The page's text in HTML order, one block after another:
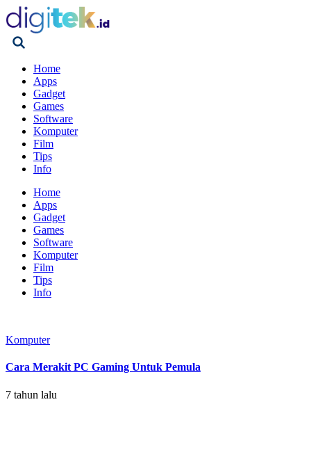
Home
Apps
Gadget
Games
Software
Komputer
Film
Tips
Info
Home
Apps
Gadget
Games
Software
Komputer
Film
Tips
Info
Komputer
Cara Merakit PC Gaming Untuk Pemula
7 tahun lalu